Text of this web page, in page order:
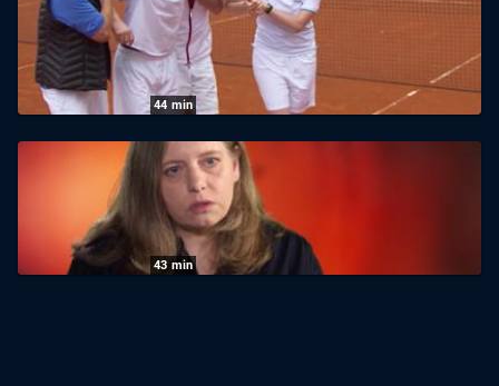
06.01.2026|NDR
44 min
Abenteuer Diagnose
22.07.2025| NDR
43 min